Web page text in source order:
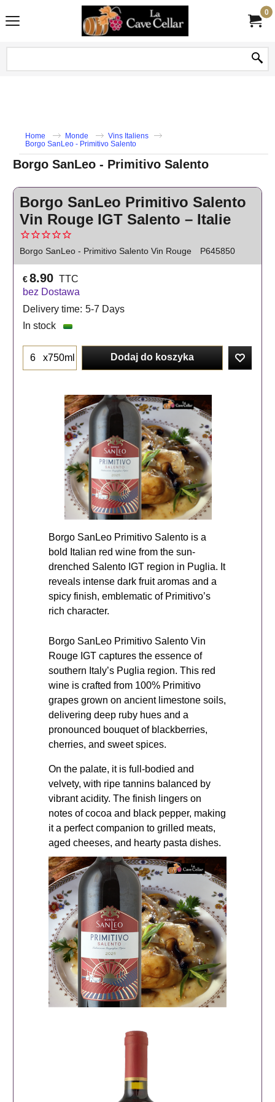
0
Home Monde
Vins Italiens
Borgo SanLeo - Primitivo Salento
Borgo SanLeo - Primitivo Salento
Borgo SanLeo Primitivo Salento
Vin Rouge IGT Salento – Italie
Borgo SanLeo - Primitivo Salento Vin Rouge P645850
€8.90 TTC
bez Dostawa
Delivery time: 5-7 Days
In stock
x750ml Dodaj do koszyka
Borgo SanLeo Primitivo Salento is a
bold Italian red wine from the sun‐
drenched Salento IGT region in Puglia. It
reveals intense dark fruit aromas and a
spicy finish, emblematic of Primitivo’s
rich character.
Borgo SanLeo Primitivo Salento Vin
Rouge IGT captures the essence of
southern Italy’s Puglia region. This red
wine is crafted from 100% Primitivo
grapes grown on ancient limestone soils,
delivering deep ruby hues and a
pronounced bouquet of blackberries,
cherries, and sweet spices.
On the palate, it is full‐bodied and
velvety, with ripe tannins balanced by
vibrant acidity. The finish lingers on
notes of cocoa and black pepper, making
it a perfect companion to grilled meats,
aged cheeses, and hearty pasta dishes.